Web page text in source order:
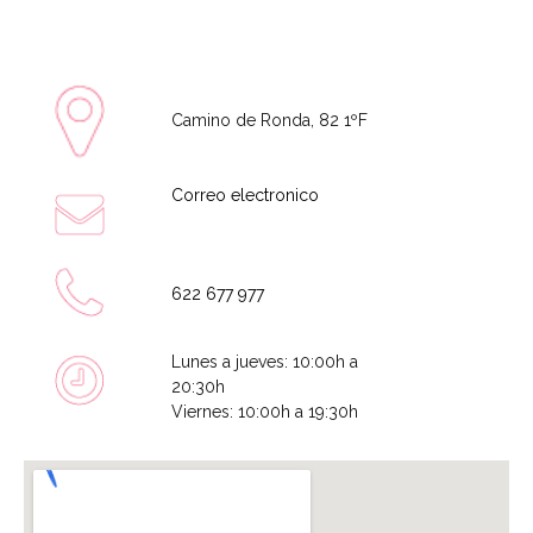
Camino de Ronda, 82 1ºF
Correo electronico
622 677 977
Lunes a jueves: 10:00h a
20:30h
Viernes: 10:00h a 19:30h